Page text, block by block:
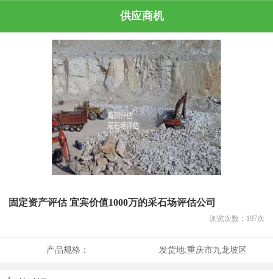
供应商机
固定资产评估 宜宾价值1000万的采石场评估公司
浏览次数： 197次
产品规格： 发货地:重庆市九龙坡区